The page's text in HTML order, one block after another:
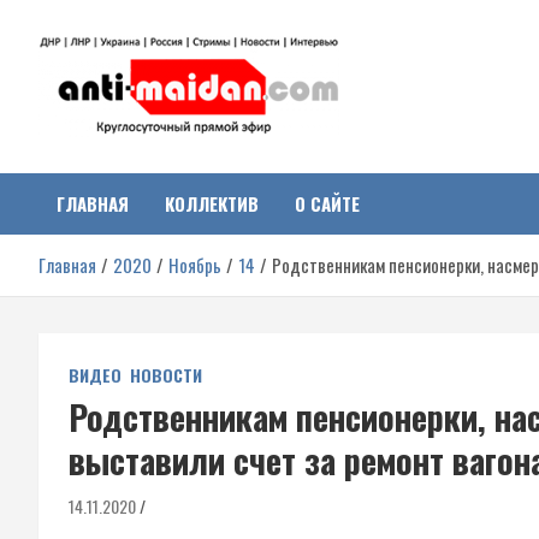
Антимайдан:
Гражданская война на
Украине
о гражданской войне на Украине, включая события в Новороссии,
ДНР, ЛНР и других регионах.
ГЛАВНАЯ КОЛЛЕКТИВ О САЙТЕ
Главная 2020 Ноябрь 14 Родственникам пенсионерки,
ВИДЕО НОВОСТИ
Родственникам пенсионерки,
выставили счет за ремонт
14.11.2020